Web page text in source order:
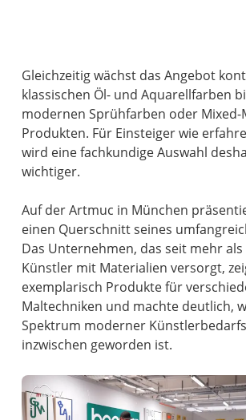
Gleichzeitig wächst das Angebot
klassischen Öl- und Aquarellfarben
modernen Sprühfarben oder Mixed-
Produkten. Für Einsteiger wie
wird eine fachkundige Auswahl
wichtiger.
Auf der Artmuc in München
einen Querschnitt seines
Das Unternehmen, das seit mehr als
Künstler mit Materialien versorgt,
exemplarisch Produkte für
Maltechniken und machte deutlich,
Spektrum moderner
inzwischen geworden ist.